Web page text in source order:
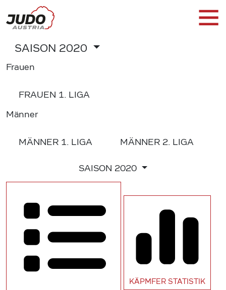
SAISON 2020
Frauen
FRAUEN 1. LIGA
Männer
MÄNNER 1. LIGA MÄNNER 2. LIGA
SAISON 2020
KÄPMFER STATISTIK